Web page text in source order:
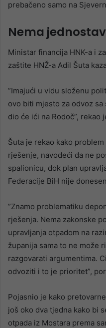
prebačeno samo na
Nema
Ministar financija HNK-a i
zaštite HNŽ-a Adil Šuta
”Imajući u vidu složenu
ovo biti mjesto za odvoz
dio će ići na Rodoč”, rekao
Šuta je rekao kako
rješenje, navodeći da ne
spalionicu, dok plan
Federacije BiH nije
”Znamo problematiku
rješenja. Nema zakonske
upravljanja otpadom na
županija sama to ne može
razgovarati argumentima.
odvoziti i to je prioritet”,
Pojasnio je kako
još oko dva tjedna kako bi
otpada iz Mostara prema